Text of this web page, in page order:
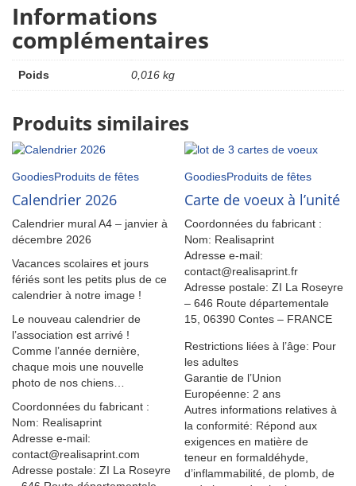
Informations
complémentaires
Poids 0,016 kg
Produits similaires
GoodiesProduits de fêtes
Calendrier 2026
Calendrier mural A4 – janvier à
décembre 2026
Vacances scolaires et jours
fériés sont les petits plus de ce
calendrier à notre image !
Le nouveau calendrier de
l’association est arrivé !
Comme l’année dernière,
chaque mois une nouvelle
photo de nos chiens…
Coordonnées du fabricant :
Nom: Realisaprint
Adresse e-mail:
contact@realisaprint.com
Adresse postale: ZI La Roseyre
GoodiesProduits de fêtes
Carte de voeux à l’unité
Coordonnées du fabricant :
Nom: Realisaprint
Adresse e-mail:
contact@realisaprint.fr
Adresse postale:ZI La Roseyre
– 646 Route départementale
15, 06390 Contes – FRANCE
Restrictions liées à l’âge: Pour
les adultes
Garantie de l’Union
Européenne: 2 ans
Autres informations relatives à
la conformité: Répond aux
exigences en matière de
teneur en formaldéhyde,
d’inflammabilité, de plomb, de